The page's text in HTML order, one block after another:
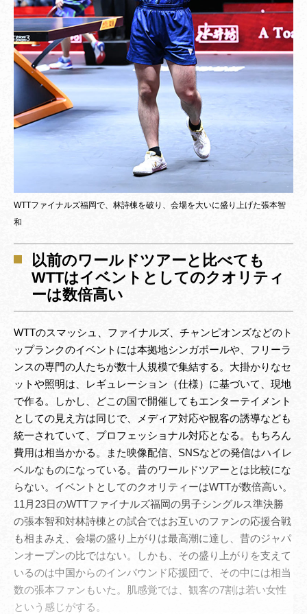
WTTファイナルズ福岡で、林詩棟を破り、会場を大いに盛り上げた張本智
和
以前のワールドツアーと比べても
WTTはイベントとしてのクオリティ
ーは数倍高い
WTTのスマッシュ、ファイナルズ、チャンピオンズなどのト
ップランクのイベントには本拠地シンガポールや、フリーラ
ンスの専門の人たちが数十人規模で集結する。大掛かりなセ
ットや照明は、レギュレーション（仕様）に基づいて、現地
で作る。しかし、どこの国で開催してもエンターテイメント
としての見え方は同じで、メディア対応や観客の誘導なども
統一されていて、プロフェッショナル対応となる。もちろん
費用は相当かかる。また映像配信、SNSなどの発信はハイレ
ベルなものになっている。昔のワールドツアーとは比較にな
らない。イベントとしてのクオリティーはWTTが数倍高い。
11月23日のWTTファイナルズ福岡の男子シングルス準決勝
の張本智和対林詩棟との試合ではお互いのファンの応援合戦
も相まみえ、会場の盛り上がりは最高潮に達し、昔のジャパ
ンオープンの比ではない。しかも、その盛り上がりを支えて
いるのは中国からのインバウンド応援団で、その中には相当
数の張本ファンもいた。肌感覚では、観客の7割は若い女性
という感じがする。